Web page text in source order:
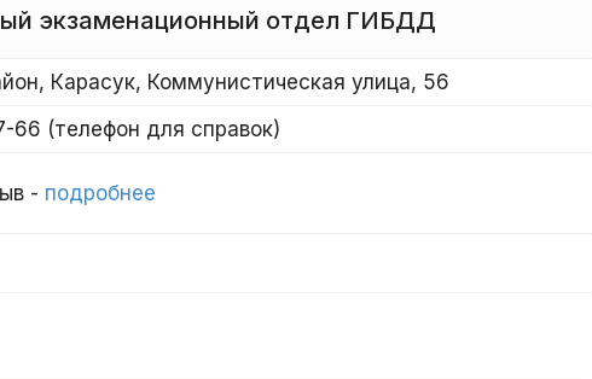
экзаменационный отдел ГИБДД
Карасук, Коммунистическая улица, 56
66 (телефон для справок)
- подробнее